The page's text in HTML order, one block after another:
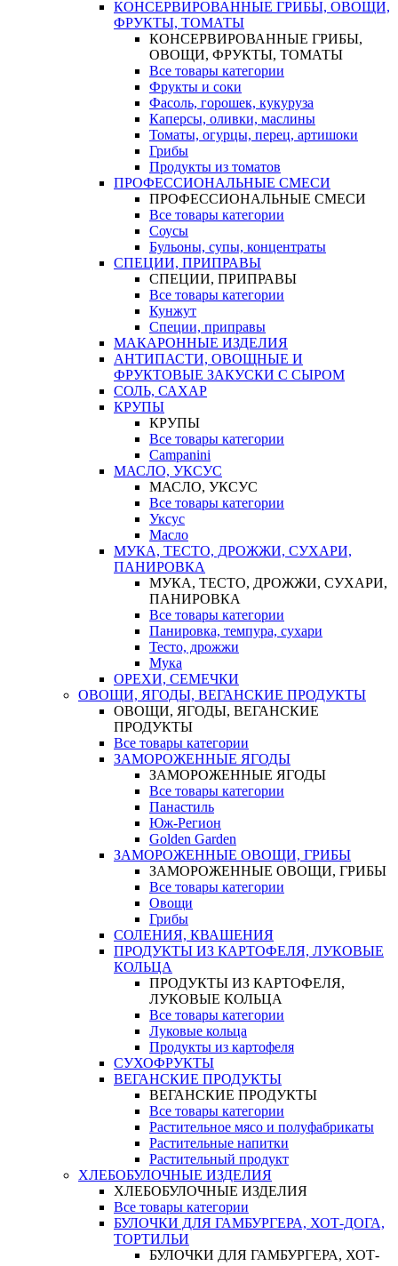
КОНСЕРВИРОВАННЫЕ ГРИБЫ, ОВОЩИ,
ФРУКТЫ, ТОМАТЫ
КОНСЕРВИРОВАННЫЕ ГРИБЫ,
ОВОЩИ, ФРУКТЫ, ТОМАТЫ
Все товары категории
Фрукты и соки
Фасоль, горошек, кукуруза
Каперсы, оливки, маслины
Томаты, огурцы, перец, артишоки
Грибы
Продукты из томатов
ПРОФЕССИОНАЛЬНЫЕ СМЕСИ
ПРОФЕССИОНАЛЬНЫЕ СМЕСИ
Все товары категории
Соусы
Бульоны, супы, концентраты
СПЕЦИИ, ПРИПРАВЫ
СПЕЦИИ, ПРИПРАВЫ
Все товары категории
Кунжут
Специи, приправы
МАКАРОННЫЕ ИЗДЕЛИЯ
АНТИПАСТИ, ОВОЩНЫЕ И
ФРУКТОВЫЕ ЗАКУСКИ С СЫРОМ
СОЛЬ, САХАР
КРУПЫ
КРУПЫ
Все товары категории
Campanini
МАСЛО, УКСУС
МАСЛО, УКСУС
Все товары категории
Уксус
Масло
МУКА, ТЕСТО, ДРОЖЖИ, СУХАРИ,
ПАНИРОВКА
МУКА, ТЕСТО, ДРОЖЖИ, СУХАРИ,
ПАНИРОВКА
Все товары категории
Панировка, темпура, сухари
Тесто, дрожжи
Мука
ОРЕХИ, СЕМЕЧКИ
ОВОЩИ, ЯГОДЫ, ВЕГАНСКИЕ ПРОДУКТЫ
ОВОЩИ, ЯГОДЫ, ВЕГАНСКИЕ
ПРОДУКТЫ
Все товары категории
ЗАМОРОЖЕННЫЕ ЯГОДЫ
ЗАМОРОЖЕННЫЕ ЯГОДЫ
Все товары категории
Панастиль
Юж-Регион
Golden Garden
ЗАМОРОЖЕННЫЕ ОВОЩИ, ГРИБЫ
ЗАМОРОЖЕННЫЕ ОВОЩИ, ГРИБЫ
Все товары категории
Овощи
Грибы
СОЛЕНИЯ, КВАШЕНИЯ
ПРОДУКТЫ ИЗ КАРТОФЕЛЯ, ЛУКОВЫЕ
КОЛЬЦА
ПРОДУКТЫ ИЗ КАРТОФЕЛЯ,
ЛУКОВЫЕ КОЛЬЦА
Все товары категории
Луковые кольца
Продукты из картофеля
СУХОФРУКТЫ
ВЕГАНСКИЕ ПРОДУКТЫ
ВЕГАНСКИЕ ПРОДУКТЫ
Все товары категории
Растительное мясо и полуфабрикаты
Растительные напитки
Растительный продукт
ХЛЕБОБУЛОЧНЫЕ ИЗДЕЛИЯ
ХЛЕБОБУЛОЧНЫЕ ИЗДЕЛИЯ
Все товары категории
БУЛОЧКИ ДЛЯ ГАМБУРГЕРА, ХОТ-ДОГА,
ТОРТИЛЬИ
БУЛОЧКИ ДЛЯ ГАМБУРГЕРА, ХОТ-